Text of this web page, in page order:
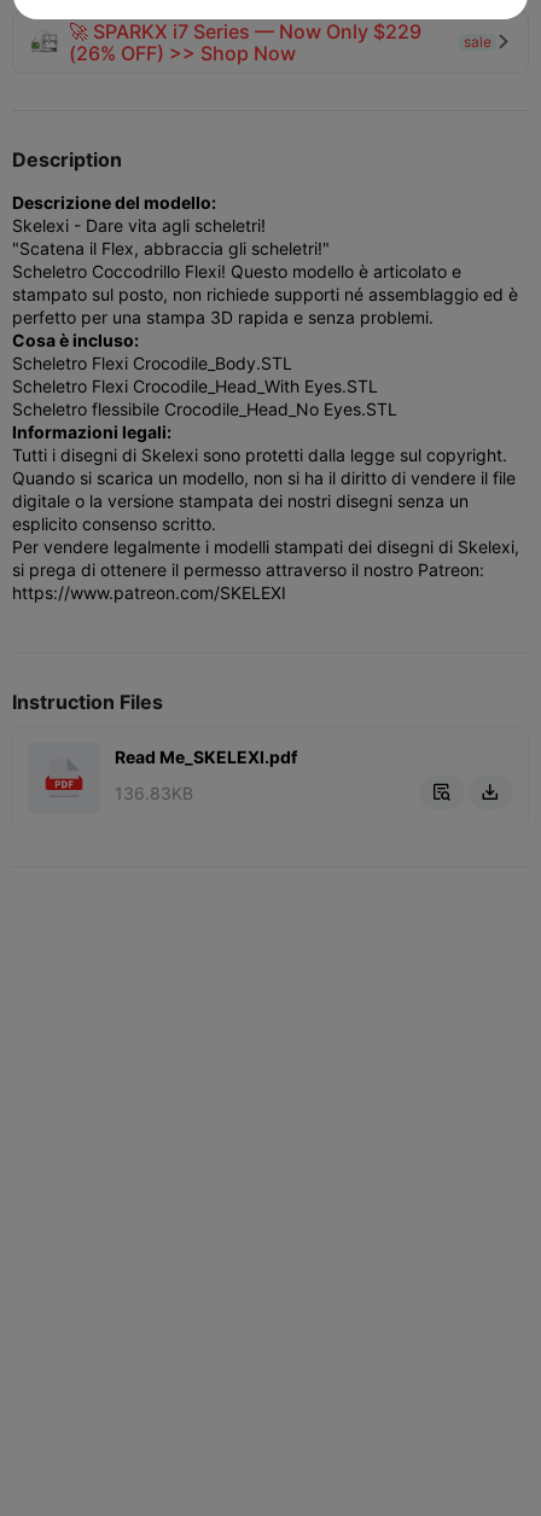
🚀 SPARKX i7 Series — Now Only $229
(26% OFF) >> Shop Now
sale 
Description
Descrizione del modello:
Skelexi - Dare vita agli scheletri!
"Scatena il Flex, abbraccia gli scheletri!"
Scheletro Coccodrillo Flexi! Questo modello è articolato e
stampato sul posto, non richiede supporti né assemblaggio ed è
perfetto per una stampa 3D rapida e senza problemi.
Cosa è incluso:
Scheletro Flexi Crocodile_Body.STL
Scheletro Flexi Crocodile_Head_With Eyes.STL
Scheletro flessibile Crocodile_Head_No Eyes.STL
Informazioni legali:
Tutti i disegni di Skelexi sono protetti dalla legge sul copyright.
Quando si scarica un modello, non si ha il diritto di vendere il file
digitale o la versione stampata dei nostri disegni senza un
esplicito consenso scritto.
Per vendere legalmente i modelli stampati dei disegni di Skelexi,
si prega di ottenere il permesso attraverso il nostro Patreon:
https://www.patreon.com/SKELEXI
Instruction Files
Read Me_SKELEXI.pdf
136.83KB
 